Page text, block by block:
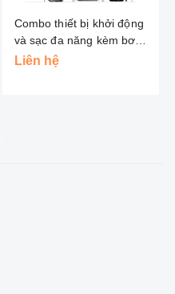
Combo thiết bị khởi động
và sạc đa năng kèm bơm
Vision
Liên hệ